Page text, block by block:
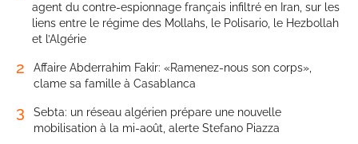
agent du contre-espionnage français infiltré en Iran, sur les
liens entre le régime des Mollahs, le Polisario, le Hezbollah
et l’Algérie
2
Affaire Abderrahim Fakir: «Ramenez-nous son corps»,
clame sa famille à Casablanca
3
Sebta: un réseau algérien prépare une nouvelle
mobilisation à la mi-août, alerte Stefano Piazza